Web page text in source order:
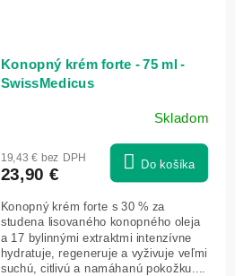
Konopný krém forte - 75 ml -
SwissMedicus
Skladom
19,43 € bez DPH
23,90 €
Do košíka
Konopný krém forte s 30 % za
studena lisovaného konopného oleja
a 17 bylinnými extraktmi intenzívne
hydratuje, regeneruje a vyživuje veľmi
suchú, citlivú a namáhanú pokožku....